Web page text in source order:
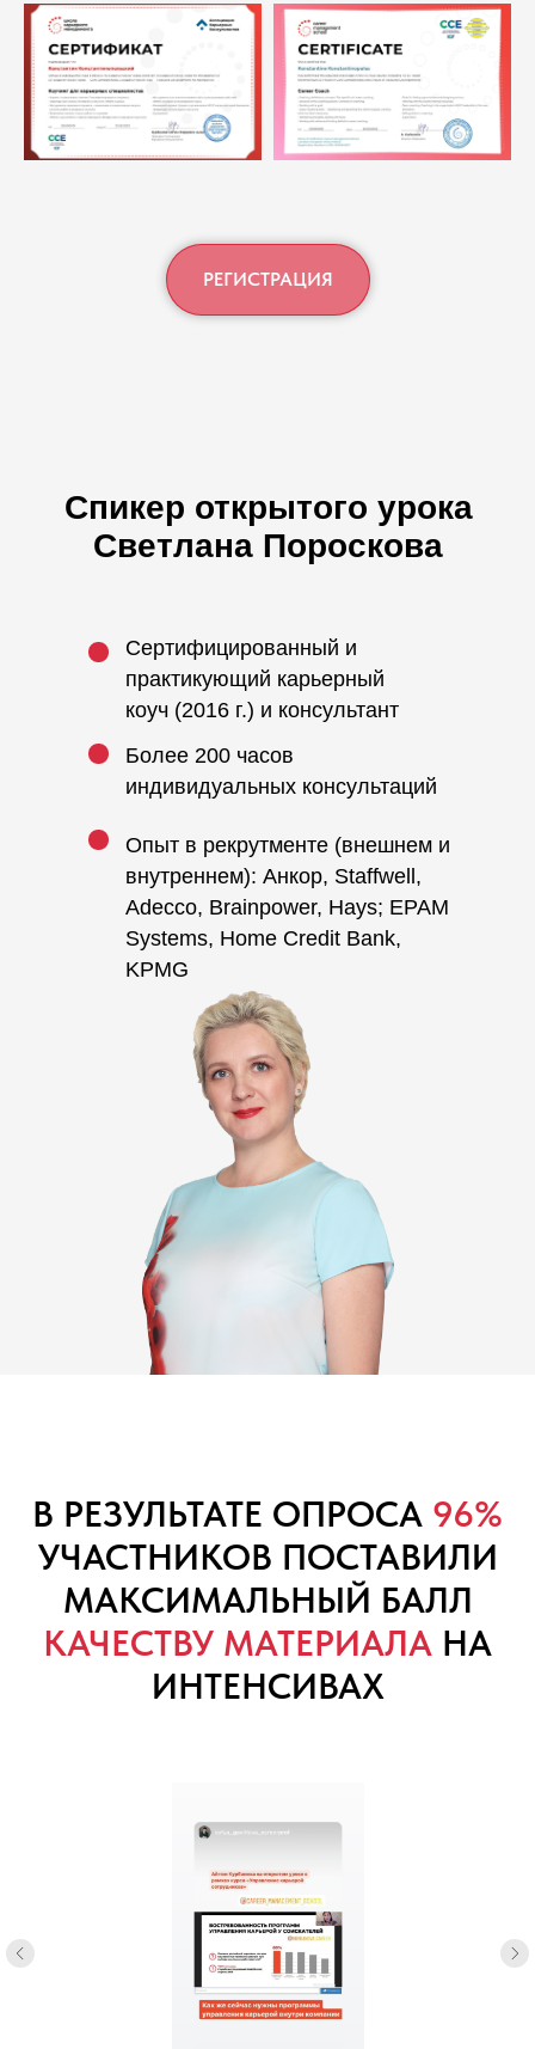
РЕГИСТРАЦИЯ
Сертифицированный и
практикующий карьерный
коуч (2016 г.) и консультант
Опыт в рекрутменте (внешнем и
внутреннем): Анкор, Staffwell,
Adecco, Brainpower, Hays; EPAM
Systems, Home Credit Bank,
KPMG
Более 200 часов
индивидуальных консультаций
Спикер открытого урока
Светлана Пороскова
В РЕЗУЛЬТАТЕ ОПРОСА 96%
УЧАСТНИКОВ ПОСТАВИЛИ
МАКСИМАЛЬНЫЙ БАЛЛ
КАЧЕСТВУ МАТЕРИАЛА НА
ИНТЕНСИВАХ